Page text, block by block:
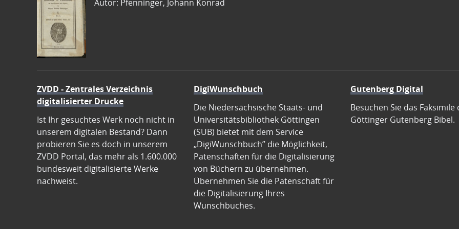
Autor: Pfenninger, Johann Konrad
ZVDD - Zentrales Verzeichnis
digitalisierter Drucke
Ist Ihr gesuchtes Werk noch nicht in
unserem digitalen Bestand? Dann
probieren Sie es doch in unserem
ZVDD Portal, das mehr als 1.600.000
bundesweit digitalisierte Werke
nachweist.
DigiWunschbuch
Die Niedersächsische Staats- und
Universitätsbibliothek Göttingen
(SUB) bietet mit dem Service
„DigiWunschbuch” die Möglichkeit,
Patenschaften für die Digitalisierung
von Büchern zu übernehmen.
Übernehmen Sie die Patenschaft für
die Digitalisierung Ihres
Wunschbuches.
Gutenberg Digital
Besuchen Sie das Faksimile
Göttinger Gutenberg Bibel.